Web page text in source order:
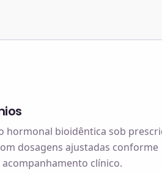
hormonal bioidêntica sob
dosagens ajustadas conforme
acompanhamento clínico.